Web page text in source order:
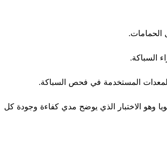
الحمامات.
السباكة.
المستخدمة في فحص السباكة.
وهو الاختبار الذي يوضح مدي كفاءة وجودة كل